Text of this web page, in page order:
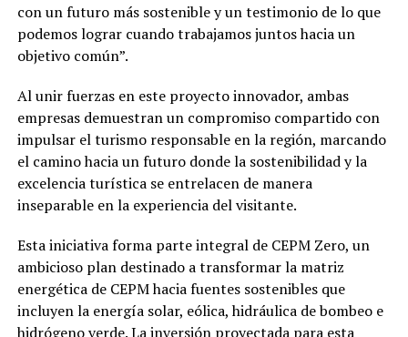
con un futuro más sostenible y un testimonio de lo que
podemos lograr cuando trabajamos juntos hacia un
objetivo común”.
Al unir fuerzas en este proyecto innovador, ambas
empresas demuestran un compromiso compartido con
impulsar el turismo responsable en la región, marcando
el camino hacia un futuro donde la sostenibilidad y la
excelencia turística se entrelacen de manera
inseparable en la experiencia del visitante.
Esta iniciativa forma parte integral de CEPM Zero, un
ambicioso plan destinado a transformar la matriz
energética de CEPM hacia fuentes sostenibles que
incluyen la energía solar, eólica, hidráulica de bombeo e
hidrógeno verde. La inversión proyectada para esta